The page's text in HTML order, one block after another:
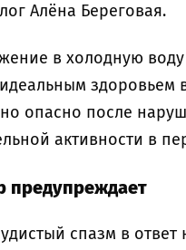
Алёна Береговая.
в холодную
здоровьем
опасно после
активности в
предупреждает
спазм в